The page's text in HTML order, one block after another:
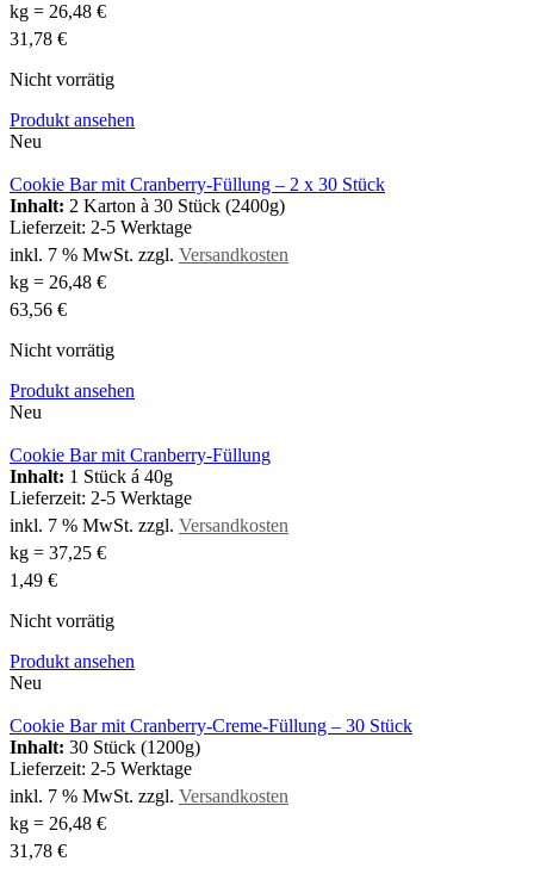
kg = 26,48 €
31,78 €
Nicht vorrätig
Produkt ansehen
Neu
Cookie Bar mit Cranberry-Füllung – 2 x 30 Stück
Inhalt: 2 Karton à 30 Stück (2400g)
Lieferzeit: 2-5 Werktage
inkl. 7 % MwSt. zzgl. Versandkosten
kg = 26,48 €
63,56 €
Nicht vorrätig
Produkt ansehen
Neu
Cookie Bar mit Cranberry-Füllung
Inhalt: 1 Stück á 40g
Lieferzeit: 2-5 Werktage
inkl. 7 % MwSt. zzgl. Versandkosten
kg = 37,25 €
1,49 €
Nicht vorrätig
Produkt ansehen
Neu
Cookie Bar mit Cranberry-Creme-Füllung – 30 Stück
Inhalt: 30 Stück (1200g)
Lieferzeit: 2-5 Werktage
inkl. 7 % MwSt. zzgl. Versandkosten
kg = 26,48 €
31,78 €